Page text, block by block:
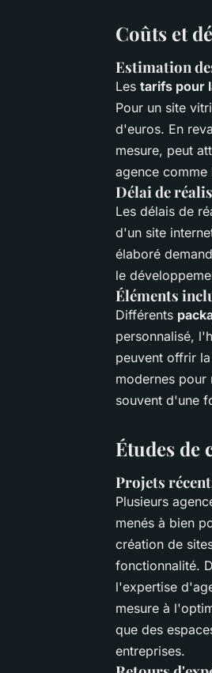
Coûts et
Estimation
Les tarifs pour
Pour un site
d'euros. En
mesure, peut
agence comme
Délai de
Les délais de
d'un site
élaboré
le
Éléments
Différents
personnalisé,
peuvent offrir
modernes pour
souvent d'une
Études de
Projets
Plusieurs
menés à bien
création de
fonctionnalité.
l'expertise
mesure à
que des
entreprises.